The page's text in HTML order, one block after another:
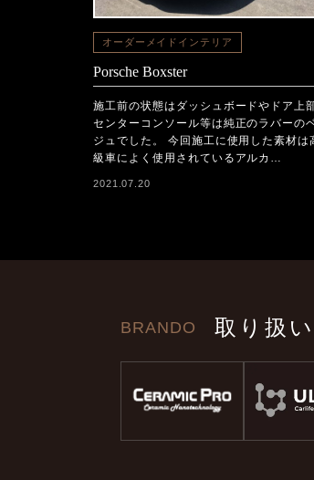
オーダーメイドインテリア
Porsche Boxster
施工前の状態はダッシュボードやドア上
センターコンソール等は純正のラバーの
ジュでした。 今回施工に使用した素材は
級車によく使用されているアルカ…
2021.07.20
BRANDO 取り扱